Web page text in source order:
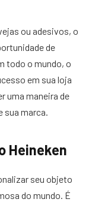
ou adesivos, o
de
todo o mundo, o
em sua loja
uma maneira de
sua marca.
Heineken
seu objeto
do mundo. É